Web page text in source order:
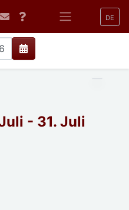
DE
- 31. Juli